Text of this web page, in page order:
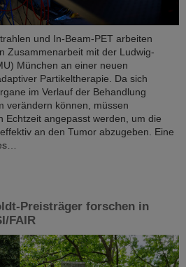
und In-Beam-PET arbeiten
Zusammenarbeit mit der Ludwig-
München an einer neuen
Partikeltherapie. Da sich
im Verlauf der Behandlung
verändern können, müssen
Echtzeit angepasst werden, um die
an den Tumor abzugeben. Eine
Preisträger forschen in
FAIR